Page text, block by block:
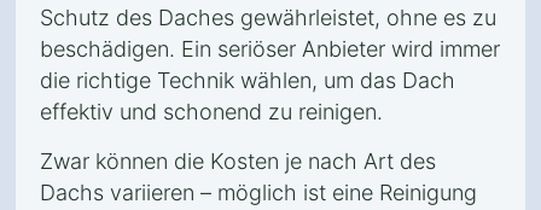
Schutz des Daches gewährleistet, ohne es zu
beschädigen. Ein seriöser Anbieter wird immer
die richtige Technik wählen, um das Dach
effektiv und schonend zu reinigen.
Zwar können die Kosten je nach Art des
Dachs variieren – möglich ist eine Reinigung